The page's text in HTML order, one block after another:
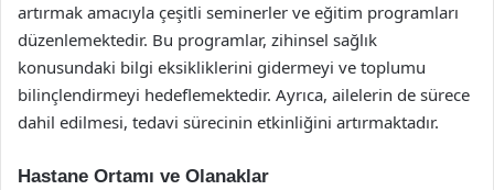
artırmak amacıyla çeşitli seminerler ve eğitim programları
düzenlemektedir. Bu programlar, zihinsel sağlık
konusundaki bilgi eksikliklerini gidermeyi ve toplumu
bilinçlendirmeyi hedeflemektedir. Ayrıca, ailelerin de sürece
dahil edilmesi, tedavi sürecinin etkinliğini artırmaktadır.
Hastane Ortamı ve Olanaklar